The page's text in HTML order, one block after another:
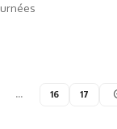
… 16 17